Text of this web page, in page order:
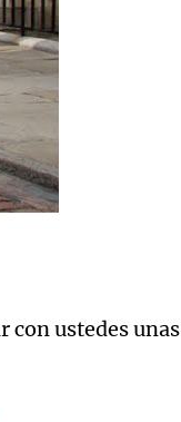
con ustedes unas